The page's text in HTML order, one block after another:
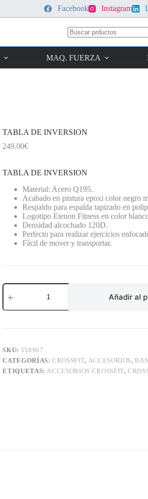
Facebook Instagram
MAQ. FUERZA
TABLA DE INVERSION
249.00€
TABLA DE INVERSION
Material: Acero Q195.
Acabado en pintura epoxi color negro
Respaldo para espalda tapizado en
Logotipo Etenon Fitness en color
Densidad alcochado 120D.
Perfecto para realizar ejercicios
Fácil de mover y transportar.
TABLA
DE
cantidad
Añadir al
SKU: 558907
CATEGORÍAS:CROSSFIT, ACCESORIOS,
ETIQUETAS:ACCESORIOS CROSSFIT,